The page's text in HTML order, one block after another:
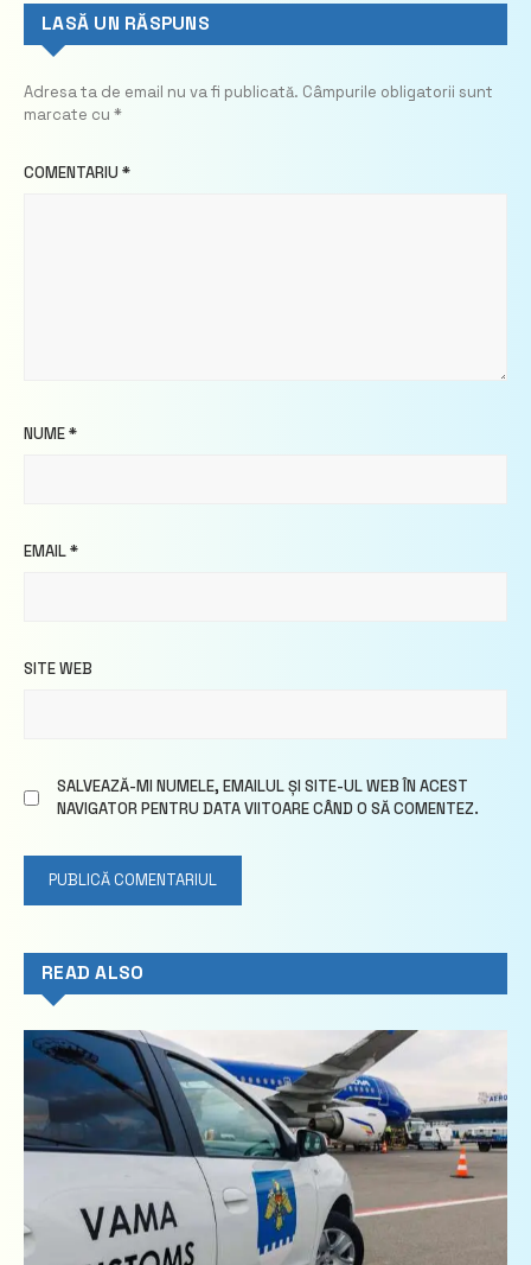
LASĂ UN RĂSPUNS
Adresa ta de email nu va fi publicată. Câmpurile obligatorii sunt
marcate cu *
COMENTARIU *
NUME*
EMAIL*
SITE WEB
SALVEAZĂ-MI NUMELE, EMAILUL ȘI SITE-UL WEB ÎN ACEST
NAVIGATOR PENTRU DATA VIITOARE CÂND O SĂ COMENTEZ.
READ ALSO